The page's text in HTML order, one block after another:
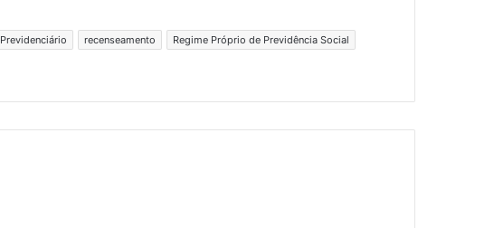
recenseamento
Regime Próprio de Previdência Social